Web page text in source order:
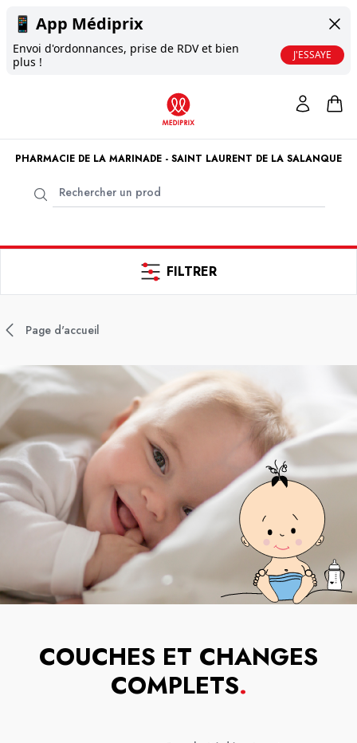
📱 App Médiprix
Envoi d'ordonnances, prise de RDV et bien
plus !
J'ESSAYE
PHARMACIE DE LA MARINADE - SAINT LAURENT DE LA SALANQUE
FILTRER
Page d'accueil
COUCHES ET CHANGES
COMPLETS.